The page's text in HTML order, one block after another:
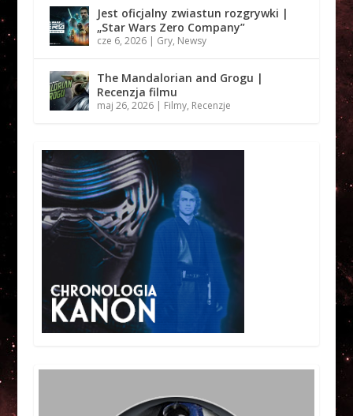
Jest oficjalny zwiastun rozgrywki |
„Star Wars Zero Company”
cze 6, 2026| Gry, Newsy
The Mandalorian and Grogu |
Recenzja filmu
maj 26, 2026| Filmy, Recenzje